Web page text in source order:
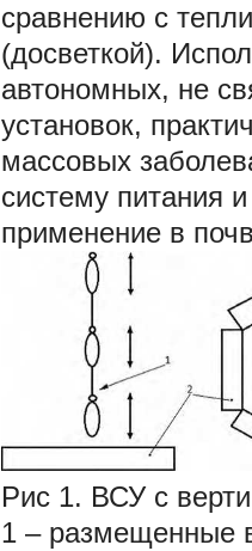
сравнению с
(досветкой).
автономных, не
установок,
массовых
систему питания
применение в
Рис 1. ВСУ с
1 – размещенные